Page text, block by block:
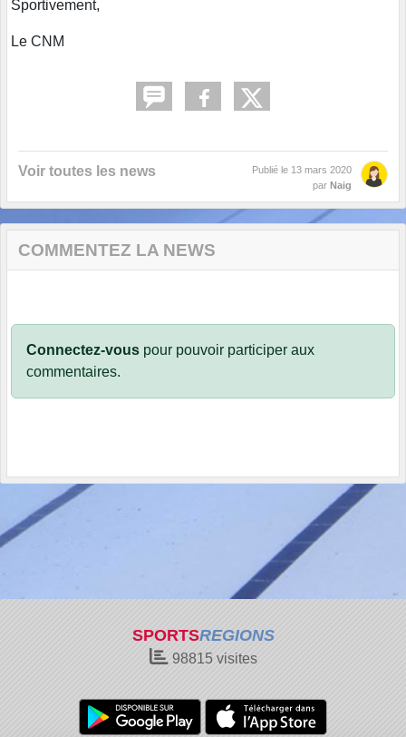
Sportivement,
Le CNM
Voir toutes les news Publié le 13 mars 2020
par Naig
COMMENTEZ LA NEWS
Connectez-vous pour pouvoir participer aux
commentaires.
SPORTSREGIONS
98815visites